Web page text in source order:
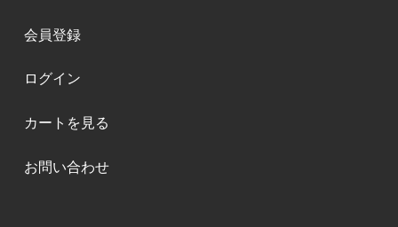
会員登録
ログイン
カートを見る
お問い合わせ